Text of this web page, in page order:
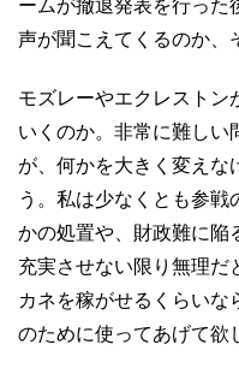
声が聞こえてくるのか、
モズレーやエクレストン
いくのか。非常に難し
が、何かを大きく変えな
う。私は少なくとも参
かの処置や、財政難に陥
充実させない限り無理
カネを稼がせるくらい
のために使ってあげて欲